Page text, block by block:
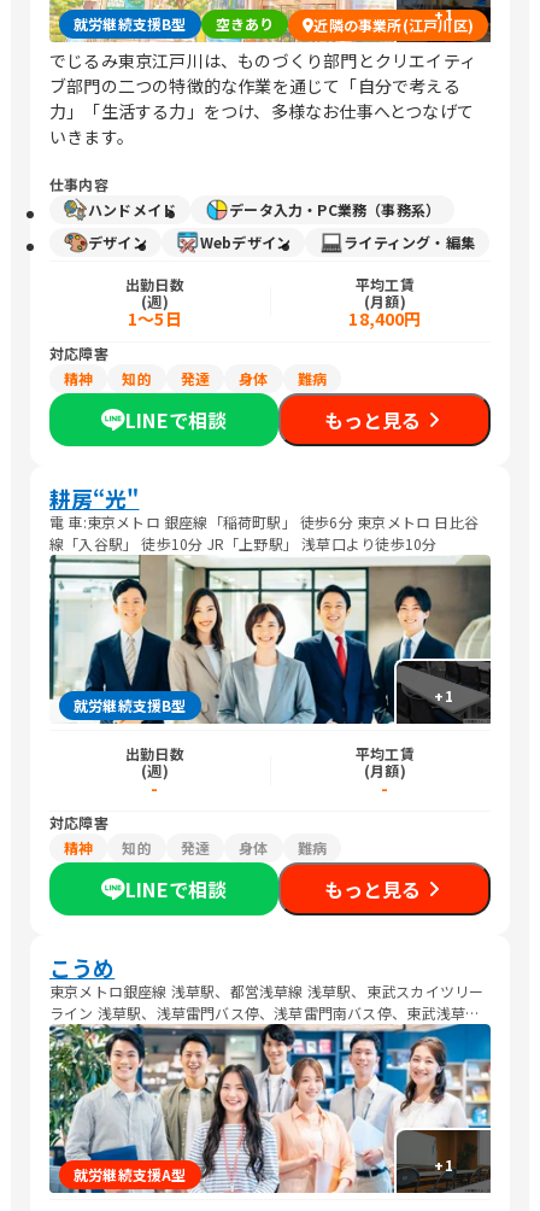
+1
就労継続支援B型 空きあり 近隣の事業所(江戸川区)
でじるみ東京江戸川は、ものづくり部門とクリエイティ
ブ部門の二つの特徴的な作業を通じて「自分で考える
力」「生活する力」をつけ、多様なお仕事へとつなげて
いきます。
仕事内容
ハンドメイド
データ入力・PC業務（事務系）
デザイン
Webデザイン ライティング・編集
出勤日数
(週)
1～5日
平均工賃
(月額)
18,400円
対応障害
精神
知的 発達 身体 難病
LINEで相談 もっと見る
耕房“光"
電 車:東京メトロ 銀座線「稲荷町駅」 徒歩6分 東京メトロ 日比谷
線「入谷駅」 徒歩10分 JR「上野駅」 浅草口より徒歩10分
+1
就労継続支援B型
出勤日数
(週)
-
平均工賃
(月額)
-
対応障害
精神
知的 発達 身体 難病
LINEで相談 もっと見る
こうめ
東京メトロ銀座線 浅草駅、都営浅草線 浅草駅、東武スカイツリー
ライン 浅草駅、浅草雷門バス停、浅草雷門南バス停、東武浅草駅
前バス停 より徒歩約5分
+1
就労継続支援A型